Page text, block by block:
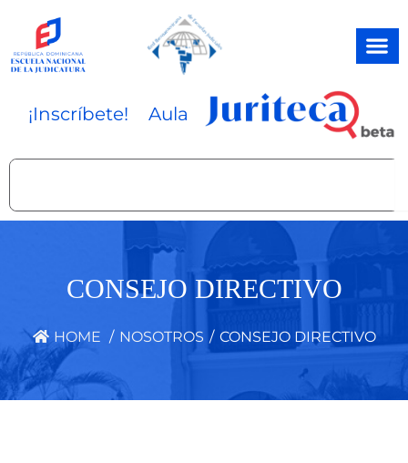
contenido
¡Inscríbete! Aula
Search
CONSEJO DIRECTIVO
HOME / NOSOTROS / CONSEJO DIRECTIVO